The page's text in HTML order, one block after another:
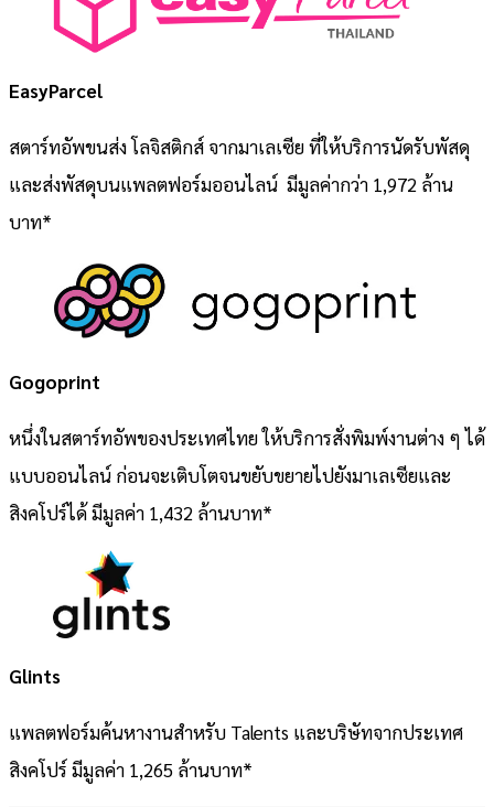
EasyParcel
สตาร์ทอัพขนส่ง โลจิสติกส์ จากมาเลเซีย ที่ให้บริการนัดรับพัสดุ
และส่งพัสดุบนแพลตฟอร์มออนไลน์ มีมูลค่ากว่า 1,972 ล้าน
บาท*
Gogoprint
หนึ่งในสตาร์ทอัพของประเทศไทย ให้บริการสั่งพิมพ์งานต่าง ๆ ได้
แบบออนไลน์ ก่อนจะเติบโตจนขยับขยายไปยังมาเลเซียและ
สิงคโปร์ได้ มีมูลค่า 1,432 ล้านบาท*
Glints
แพลตฟอร์มค้นหางานสำหรับ Talents และบริษัทจากประเทศ
สิงคโปร์ มีมูลค่า 1,265 ล้านบาท*